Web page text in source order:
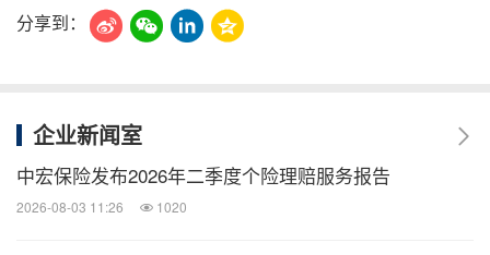
分享到：
企业新闻室
中宏保险发布2026年二季度个险理赔服务报告
2026-08-03 11:26 1020